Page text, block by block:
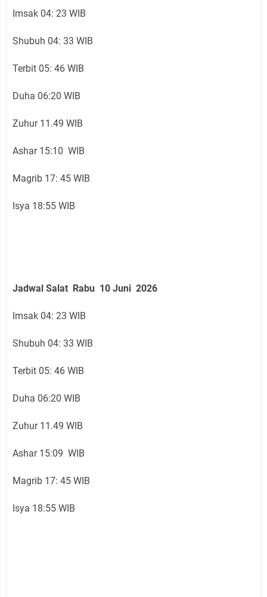
Imsak 04: 23 WIB
Shubuh 04: 33 WIB
Terbit 05: 46 WIB
Duha 06:20 WIB
Zuhur 11.49 WIB
Ashar 15:10 WIB
Magrib 17: 45 WIB
Isya 18:55 WIB
Jadwal Salat Rabu 10 Juni 2026
Imsak 04: 23 WIB
Shubuh 04: 33 WIB
Terbit 05: 46 WIB
Duha 06:20 WIB
Zuhur 11.49 WIB
Ashar 15:09 WIB
Magrib 17: 45 WIB
Isya 18:55 WIB